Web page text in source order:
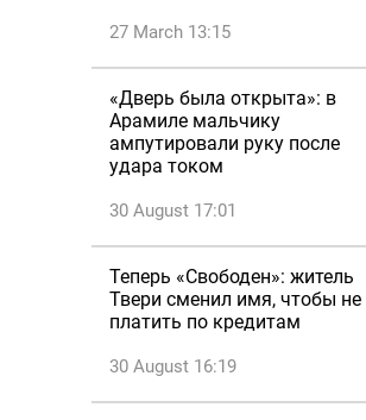
27 March 13:15
«Дверь была открыта»: в
Арамиле мальчику
ампутировали руку после
удара током
30 August 17:01
Теперь «Свободен»: житель
Твери сменил имя, чтобы не
платить по кредитам
30 August 16:19